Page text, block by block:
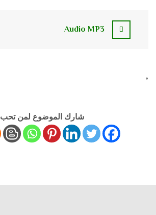
Audio MP3
,
شارك الموضوع لمن تحب